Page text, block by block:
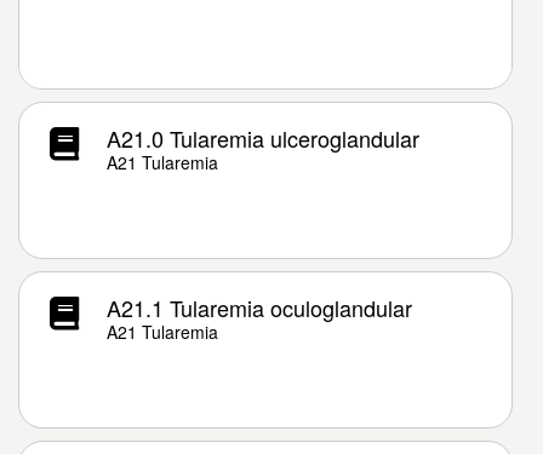
A21.0 Tularemia ulceroglandular
A21 Tularemia
A21.1 Tularemia oculoglandular
A21 Tularemia